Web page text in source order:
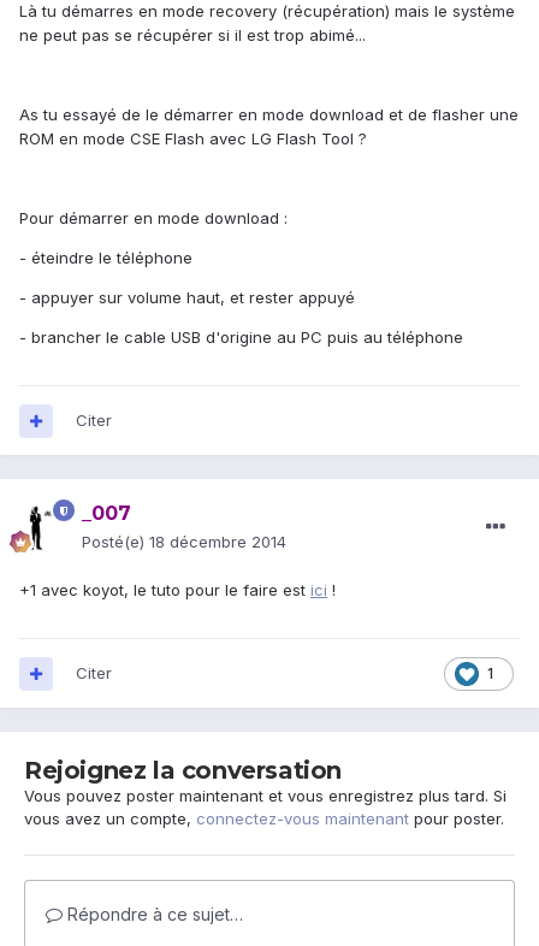
Là tu démarres en mode recovery (récupération) mais le système
ne peut pas se récupérer si il est trop abimé...
As tu essayé de le démarrer en mode download et de flasher une
ROM en mode CSE Flash avec LG Flash Tool ?
Pour démarrer en mode download :
- éteindre le téléphone
- appuyer sur volume haut, et rester appuyé
- brancher le cable USB d'origine au PC puis au téléphone
Citer
_007
Posté(e) 18 décembre 2014
+1 avec koyot, le tuto pour le faire est ici !
1
Citer
Rejoignez la conversation
Vous pouvez poster maintenant et vous enregistrez plus tard. Si
vous avez un compte, connectez-vous maintenant pour poster.
Répondre à ce sujet…